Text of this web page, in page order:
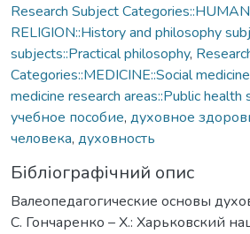
Research Subject
RELIGION::History and philosophy
subjects::Practical philosophy,
Categories::MEDICINE::Social
medicine research areas::Public health
учебное пособие, духовное
человека, духовность
Бібліографічний опис
Валеопедагогические основы
С. Гончаренко – Х.: Харьковский